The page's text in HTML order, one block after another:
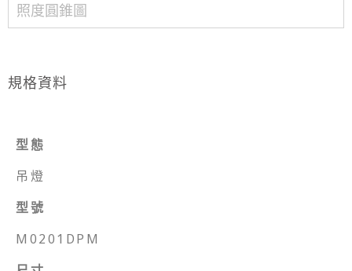
照度圓錐圖
規格資料
型態
吊燈
型號
M0201DPM